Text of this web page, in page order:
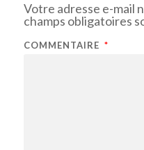
Votre adresse e-mail
champs obligatoires
COMMENTAIRE *